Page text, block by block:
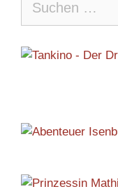
nach: